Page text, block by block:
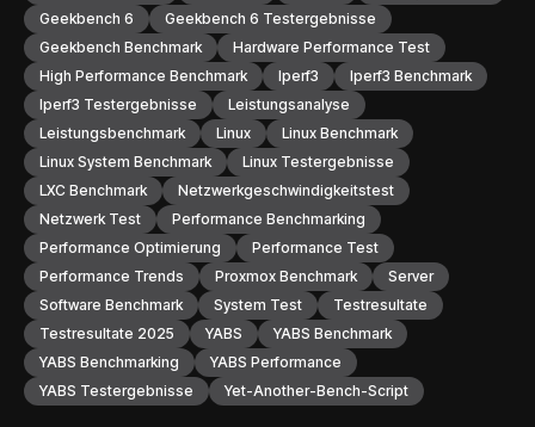
Geekbench 6
Geekbench 6 Testergebnisse
Geekbench Benchmark
Hardware Performance Test
High Performance Benchmark
Iperf3
Iperf3 Benchmark
Iperf3 Testergebnisse
Leistungsanalyse
Leistungsbenchmark
Linux
Linux Benchmark
Linux System Benchmark
Linux Testergebnisse
LXC Benchmark
Netzwerkgeschwindigkeitstest
Netzwerk Test
Performance Benchmarking
Performance Optimierung
Performance Test
Performance Trends
Proxmox Benchmark
Server
Software Benchmark
System Test
Testresultate
Testresultate 2025
YABS
YABS Benchmark
YABS Benchmarking
YABS Performance
YABS Testergebnisse
Yet-Another-Bench-Script